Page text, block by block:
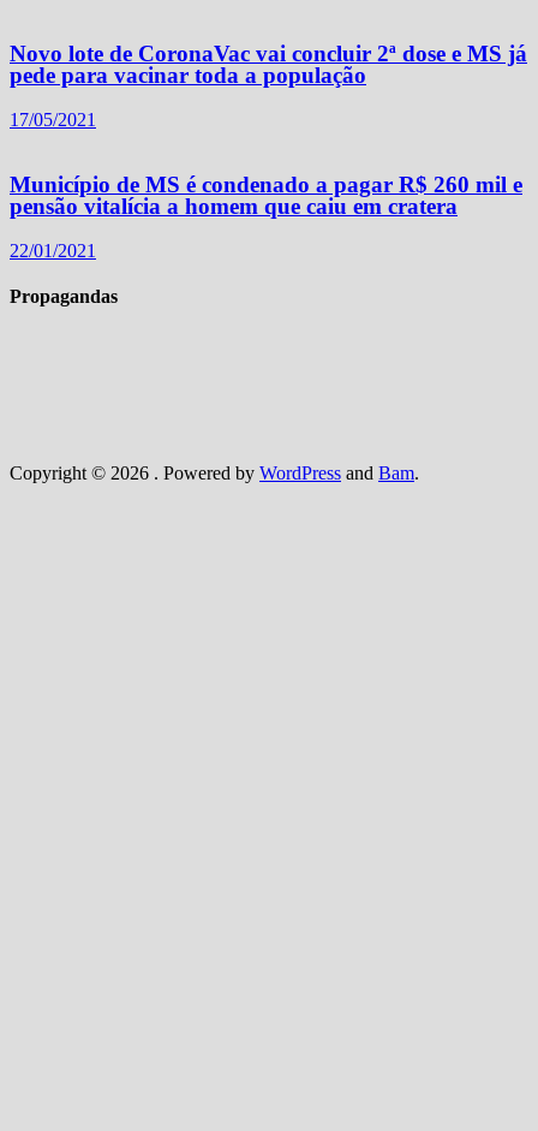
Novo lote de CoronaVac vai concluir 2ª dose e MS já
pede para vacinar toda a população
17/05/2021
Município de MS é condenado a pagar R$ 260 mil e
pensão vitalícia a homem que caiu em cratera
22/01/2021
Propagandas
Copyright © 2026 . Powered by WordPress and Bam.